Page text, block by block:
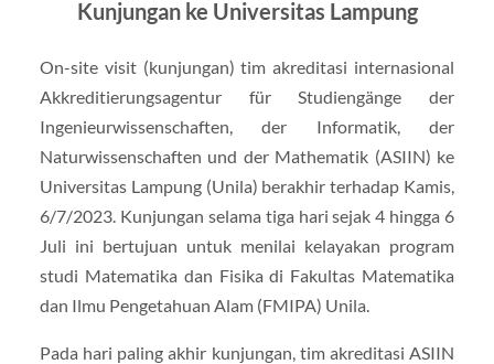
Kunjungan ke Universitas Lampung
On-site visit (kunjungan) tim akreditasi internasional
Akkreditierungsagentur für Studiengänge der
Ingenieurwissenschaften, der Informatik, der
Naturwissenschaften und der Mathematik (ASIIN) ke
Universitas Lampung (Unila) berakhir terhadap Kamis,
6/7/2023. Kunjungan selama tiga hari sejak 4 hingga 6
Juli ini bertujuan untuk menilai kelayakan program
studi Matematika dan Fisika di Fakultas Matematika
dan Ilmu Pengetahuan Alam (FMIPA) Unila.
Pada hari paling akhir kunjungan, tim akreditasi ASIIN